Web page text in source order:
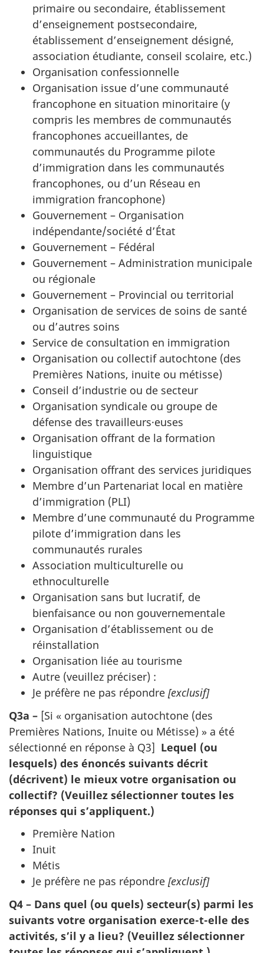
primaire ou secondaire, établissement
d’enseignement postsecondaire,
établissement d’enseignement désigné,
association étudiante, conseil scolaire, etc.)
Organisation confessionnelle
Organisation issue d’une communauté
francophone en situation minoritaire (y
compris les membres de communautés
francophones accueillantes, de
communautés du Programme pilote
d’immigration dans les communautés
francophones, ou d’un Réseau en
immigration francophone)
Gouvernement – Organisation
indépendante/société d’État
Gouvernement – Fédéral
Gouvernement – Administration municipale
ou régionale
Gouvernement – Provincial ou territorial
Organisation de services de soins de santé
ou d’autres soins
Service de consultation en immigration
Organisation ou collectif autochtone (des
Premières Nations, inuite ou métisse)
Conseil d’industrie ou de secteur
Organisation syndicale ou groupe de
défense des travailleurs·euses
Organisation offrant de la formation
linguistique
Organisation offrant des services juridiques
Membre d’un Partenariat local en matière
d’immigration (PLI)
Membre d’une communauté du Programme
pilote d’immigration dans les
communautés rurales
Association multiculturelle ou
ethnoculturelle
Organisation sans but lucratif, de
bienfaisance ou non gouvernementale
Organisation d’établissement ou de
réinstallation
Organisation liée au tourisme
Autre (veuillez préciser) :
Je préfère ne pas répondre [exclusif]
Q3a – [Si « organisation autochtone (des
Premières Nations, Inuite ou Métisse) » a été
sélectionné en réponse à Q3] Lequel (ou
lesquels) des énoncés suivants décrit
(décrivent) le mieux votre organisation ou
collectif? (Veuillez sélectionner toutes les
réponses qui s’appliquent.)
Première Nation
Inuit
Métis
Je préfère ne pas répondre [exclusif]
Q4 – Dans quel (ou quels) secteur(s) parmi les
suivants votre organisation exerce-t-elle des
activités, s’il y a lieu? (Veuillez sélectionner